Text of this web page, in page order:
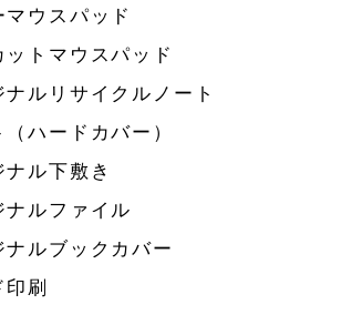
マウスパッド
ットマウスパッド
ナルリサイクルノート
（ハードカバー）
ナル下敷き
ナルファイル
ナルブックカバー
刷